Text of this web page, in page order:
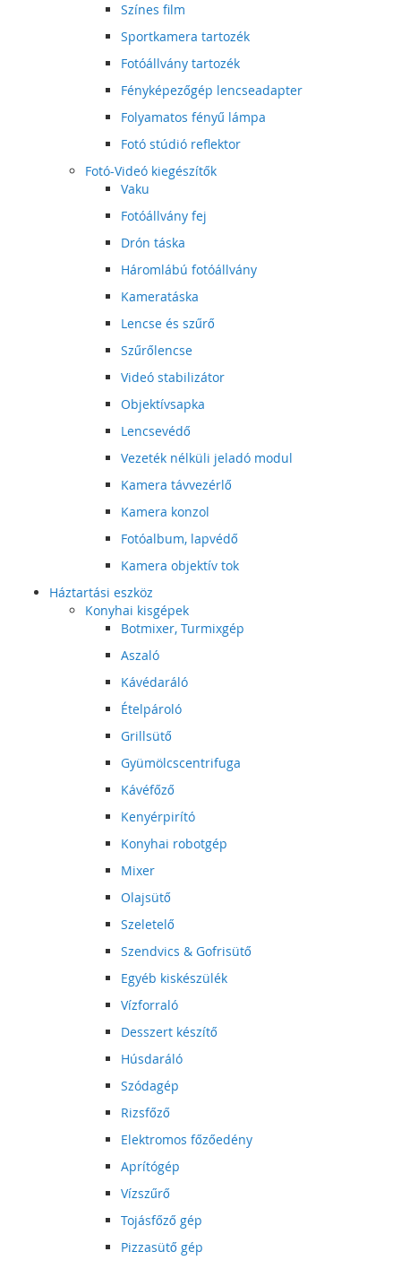
Színes film
Sportkamera tartozék
Fotóállvány tartozék
Fényképezőgép lencseadapter
Folyamatos fényű lámpa
Fotó stúdió reflektor
Fotó-Videó kiegészítők
Vaku
Fotóállvány fej
Drón táska
Háromlábú fotóállvány
Kameratáska
Lencse és szűrő
Szűrőlencse
Videó stabilizátor
Objektívsapka
Lencsevédő
Vezeték nélküli jeladó modul
Kamera távvezérlő
Kamera konzol
Fotóalbum, lapvédő
Kamera objektív tok
Háztartási eszköz
Konyhai kisgépek
Botmixer, Turmixgép
Aszaló
Kávédaráló
Ételpároló
Grillsütő
Gyümölcscentrifuga
Kávéfőző
Kenyérpirító
Konyhai robotgép
Mixer
Olajsütő
Szeletelő
Szendvics & Gofrisütő
Egyéb kiskészülék
Vízforraló
Desszert készítő
Húsdaráló
Szódagép
Rizsfőző
Elektromos főzőedény
Aprítógép
Vízszűrő
Tojásfőző gép
Pizzasütő gép